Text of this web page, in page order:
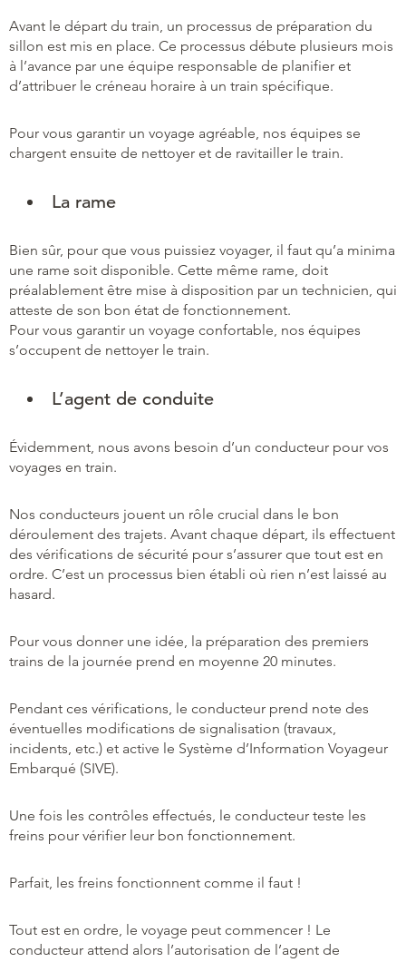
Avant le départ du train, un processus de préparation du
sillon est mis en place. Ce processus débute plusieurs mois
à l’avance par une équipe responsable de planifier et
d’attribuer le créneau horaire à un train spécifique.
Pour vous garantir un voyage agréable, nos équipes se
chargent ensuite de nettoyer et de ravitailler le train.
La rame
Bien sûr, pour que vous puissiez voyager, il faut qu’a minima
une rame soit disponible. Cette même rame, doit
préalablement être mise à disposition par un technicien, qui
atteste de son bon état de fonctionnement.
Pour vous garantir un voyage confortable, nos équipes
s’occupent de nettoyer le train.
L’agent de conduite
Évidemment, nous avons besoin d’un conducteur pour vos
voyages en train.
Nos conducteurs jouent un rôle crucial dans le bon
déroulement des trajets. Avant chaque départ, ils effectuent
des vérifications de sécurité pour s’assurer que tout est en
ordre. C’est un processus bien établi où rien n’est laissé au
hasard.
Pour vous donner une idée, la préparation des premiers
trains de la journée prend en moyenne 20 minutes.
Pendant ces vérifications, le conducteur prend note des
éventuelles modifications de signalisation (travaux,
incidents, etc.) et active le Système d’Information Voyageur
Embarqué (SIVE).
Une fois les contrôles effectués, le conducteur teste les
freins pour vérifier leur bon fonctionnement.
Parfait, les freins fonctionnent comme il faut !
Tout est en ordre, le voyage peut commencer ! Le
conducteur attend alors l’autorisation de l’agent de